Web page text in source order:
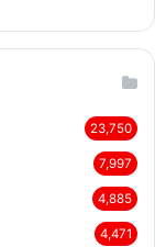
23,750
7,997
4,885
4,471